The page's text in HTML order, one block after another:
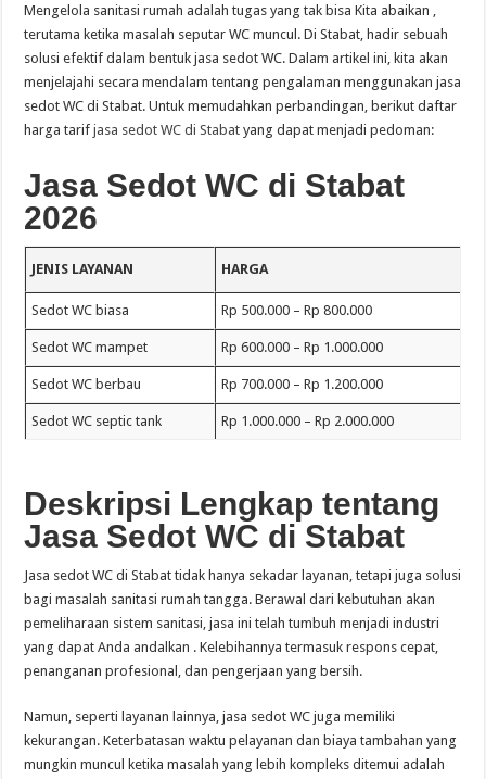
Mengelola sanitasi rumah adalah tugas yang tak bisa Kita abaikan ,
terutama ketika masalah seputar WC muncul. Di Stabat, hadir sebuah
solusi efektif dalam bentuk jasa sedot WC. Dalam artikel ini, kita akan
menjelajahi secara mendalam tentang pengalaman menggunakan jasa
sedot WC di Stabat. Untuk memudahkan perbandingan, berikut daftar
harga tarifjasa sedot WC di Stabat yang dapat menjadi pedoman:
Jasa Sedot WC di Stabat
2026
JENIS LAYANAN HARGA
Sedot WC biasa Rp 500.000 – Rp 800.000
Sedot WC mampet Rp 600.000 – Rp 1.000.000
Sedot WC berbau Rp 700.000 – Rp 1.200.000
Sedot WC septic tank Rp 1.000.000 – Rp 2.000.000
Deskripsi Lengkap tentang
Jasa Sedot WC di Stabat
Jasa sedot WC di Stabat tidak hanya sekadar layanan, tetapi juga solusi
bagi masalah sanitasi rumah tangga. Berawal dari kebutuhan akan
pemeliharaan sistem sanitasi, jasa ini telah tumbuh menjadi industri
yang dapat Anda andalkan . Kelebihannya termasuk respons cepat,
penanganan profesional, dan pengerjaan yang bersih.
Namun, seperti layanan lainnya, jasa sedot WC juga memiliki
kekurangan. Keterbatasan waktu pelayanan dan biaya tambahan yang
mungkin muncul ketika masalah yang lebih kompleks ditemui adalah